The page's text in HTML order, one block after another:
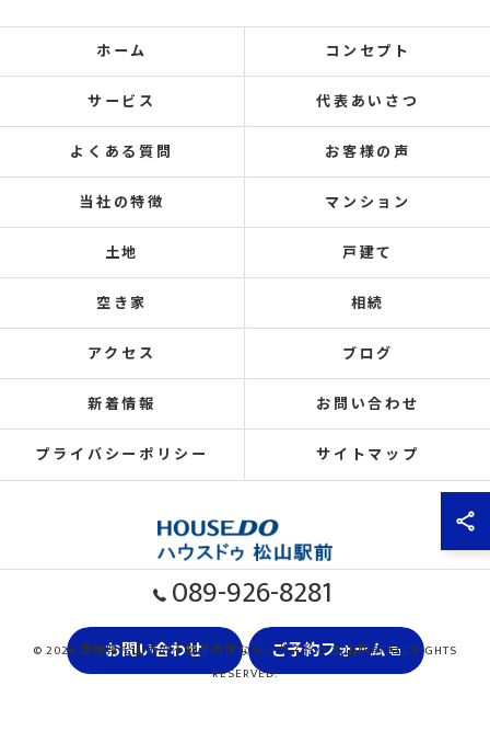
089-926-8281
お問い合わせ ご予約フォーム
ホーム コンセプト
サービス 代表あいさつ
よくある質問 お客様の声
当社の特徴 マンション
土地 戸建て
空き家 相続
アクセス ブログ
新着情報 お問い合わせ
プライバシーポリシー サイトマップ
© 2026 愛媛県松山市の不動産売買ならハウスドゥ 松山駅前 ALL RIGHTS
RESERVED.